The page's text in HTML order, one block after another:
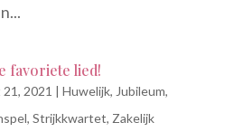
favoriete lied!
2021 | Huwelijk, Jubileum,
, Strijkkwartet, Zakelijk